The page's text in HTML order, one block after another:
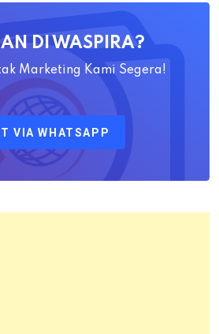
DI WASPIRA?
Marketing Kami Segera!
VIA WHATSAPP